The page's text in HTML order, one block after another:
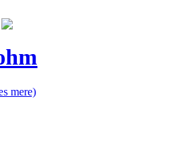
mere)